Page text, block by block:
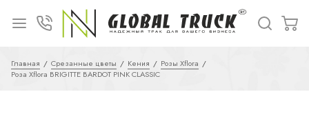
Главная Срезанные цветы Кения
Розы Xflora
Роза Xflora BRIGITTE BARDOT PINK CLASSIC